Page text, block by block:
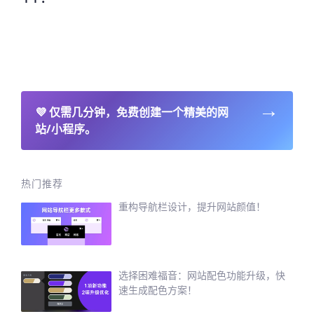
💜仅需几分钟，免费创建一个精美的网
站/小程序。
→
热门推荐
重构导航栏设计，提升网站颜值！
选择困难福音：网站配色功能升级，快
速生成配色方案！